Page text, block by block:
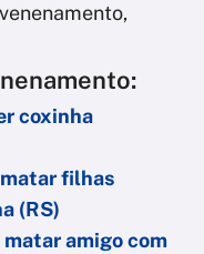
coxinha
filhas
(RS)
amigo com